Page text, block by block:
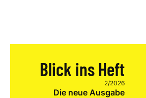
Blick ins Heft
2/2026
Die neue Ausgabe